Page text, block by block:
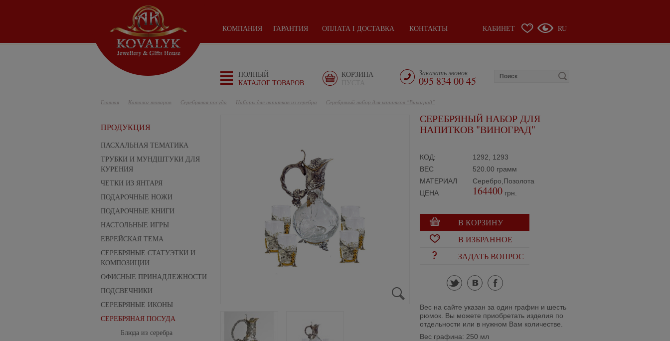
КОМПАНИЯ ГАРАНТИЯ ОПЛАТА І ДОСТАВКА КОНТАКТЫ КАБИНЕТ RU
ПОЛНЫЙ
КАТАЛОГ ТОВАРОВ
КОРЗИНА
Заказать звонок
095 834 00 45
Главная Каталог товаров Серебряная посуда Наборы для напитков из серебра Серебряный набор для напитков "Виноград"
ПРОДУКЦИЯ
ПАСХАЛЬНАЯ ТЕМАТИКА
ТРУБКИ И МУНДШТУКИ ДЛЯ
КУРЕНИЯ
ЧЕТКИ ИЗ ЯНТАРЯ
ПОДАРОЧНЫЕ НОЖИ
ПОДАРОЧНЫЕ КНИГИ
НАСТОЛЬНЫЕ ИГРЫ
ЕВРЕЙСКАЯ ТЕМА
СЕРЕБРЯНЫЕ СТАТУЭТКИ И
КОМПОЗИЦИИ
ОФИСНЫЕ ПРИНАДЛЕЖНОСТИ
ПОДСВЕЧНИКИ
СЕРЕБРЯНЫЕ ИКОНЫ
СЕРЕБРЯНАЯ ПОСУДА
Блюда из серебра
СЕРЕБРЯНЫЙ НАБОР ДЛЯ
НАПИТКОВ "ВИНОГРАД"
КОД:
1292, 1293
ВЕС
520.00 грамм
МАТЕРИАЛ
Серебро,Позолота
ЦЕНА
164400 грн.
В КОРЗИНУ
В ИЗБРАННОЕ
ЗАДАТЬ ВОПРОС
tw vk fb
Вес на сайте указан за один графин и шесть
рюмок. Вы можете приобретать изделия по
отдельности или в нужном Вам количестве.
Вес графина: 250 мл